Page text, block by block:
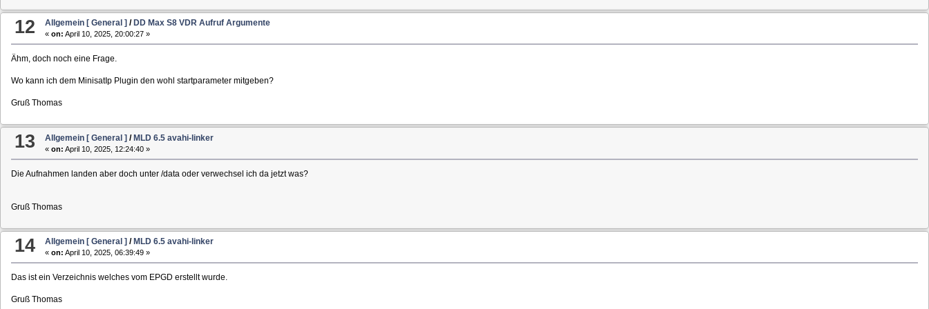
12 Allgemein [ General ] / DD Max S8 VDR Aufruf Argumente
«on: April 10, 2025, 20:00:27 »
Ähm, doch noch eine Frage.
Wo kann ich dem MinisatIp Plugin den wohl startparameter mitgeben?
Gruß Thomas
13 Allgemein [ General ] /MLD 6.5 avahi-linker
«on: April 10, 2025, 12:24:40 »
Die Aufnahmen landen aber doch unter /data oder verwechsel ich da jetzt was?
Gruß Thomas
14 Allgemein [ General ] / MLD 6.5 avahi-linker
«on: April 10, 2025, 06:39:49 »
Das ist ein Verzeichnis welches vom EPGD erstellt wurde.
Gruß Thomas